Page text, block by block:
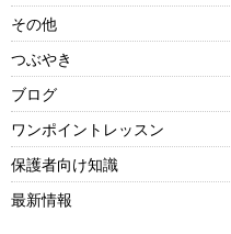
その他
つぶやき
ブログ
ワンポイントレッスン
保護者向け知識
最新情報